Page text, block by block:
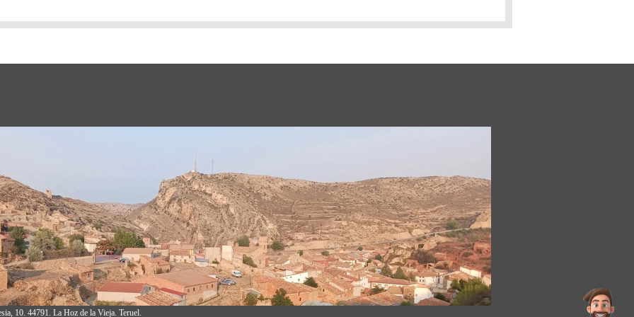
10. 44791. La Hoz de la Vieja. Teruel.